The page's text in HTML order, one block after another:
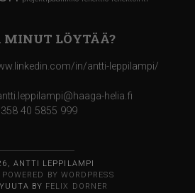
MINUT LÖYTÄÄ?
in/antti-leppilampi/
helia.fi
40 5855 999
ANTTI LEPPILAMPI
BY WORDPRESS
BY FELIX DORNER